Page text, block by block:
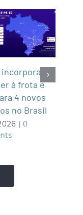
à frota e
4 novos
no Brasil
| 0